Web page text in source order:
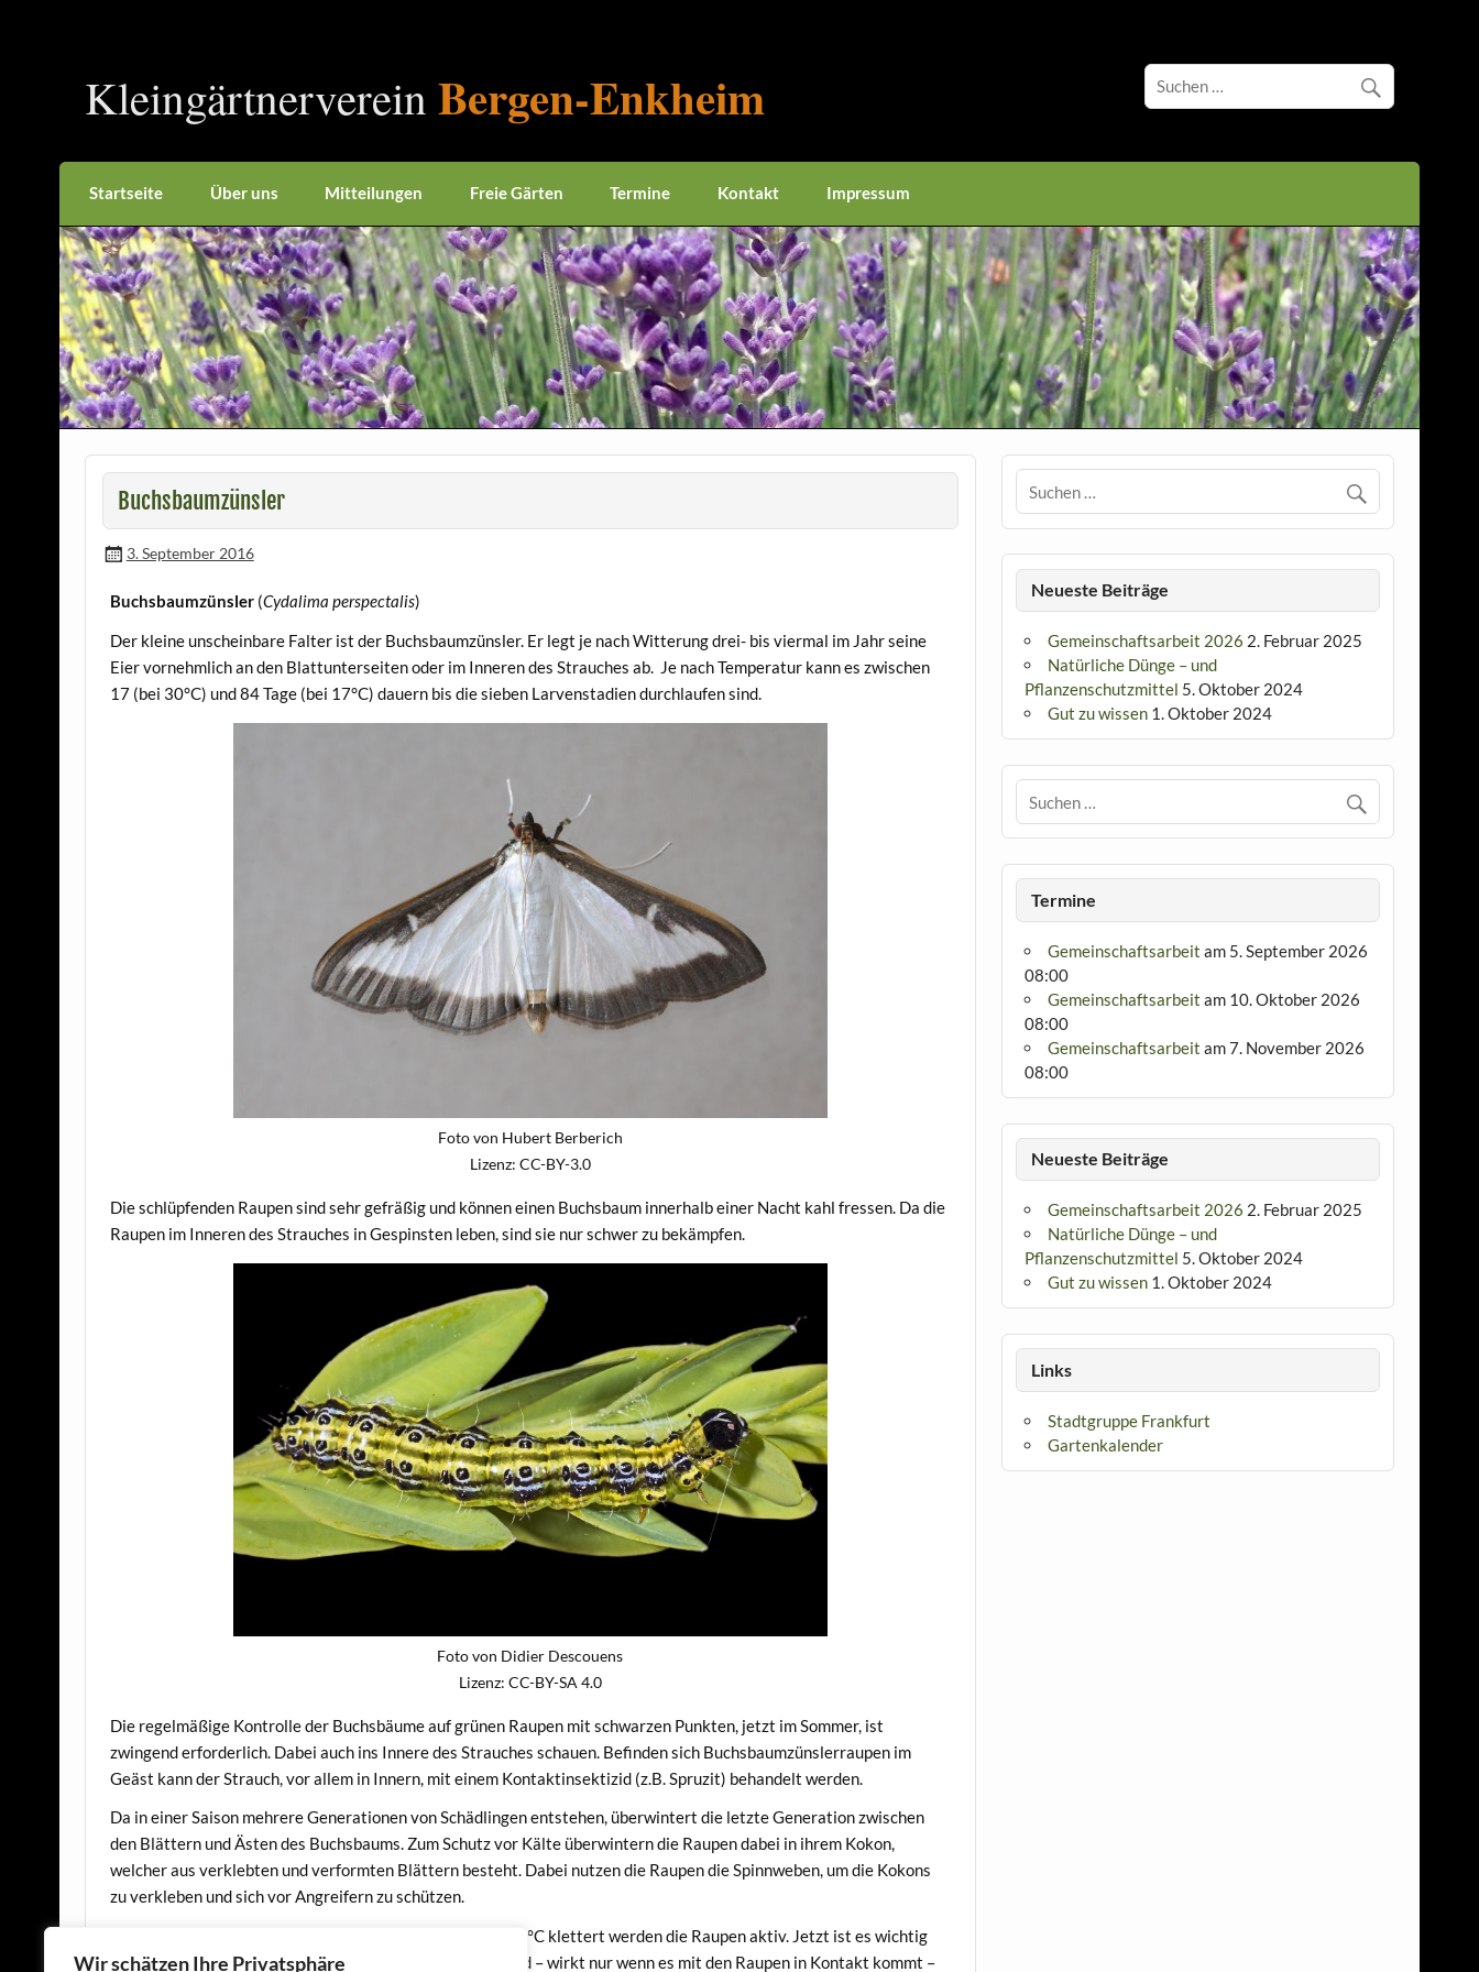
Wir schätzen Ihre Privatsphäre
Kleingärtnerverein Bergen-Enkheim
Startseite Über uns Mitteilungen Freie Gärten Termine Kontakt Impressum
Buchsbaumzünsler
3. September 2016
Buchsbaumzünsler (Cydalima perspectalis)
Der kleine unscheinbare Falter ist der Buchsbaumzünsler. Er legt je nach Witterung drei- bis viermal im Jahr seine
Eier vornehmlich an den Blattunterseiten oder im Inneren des Strauches ab. Je nach Temperatur kann es zwischen
17 (bei 30°C) und 84 Tage (bei 17°C) dauern bis die sieben Larvenstadien durchlaufen sind.
Foto von Hubert Berberich
Lizenz: CC-BY-3.0
Die schlüpfenden Raupen sind sehr gefräßig und können einen Buchsbaum innerhalb einer Nacht kahl fressen. Da die
Raupen im Inneren des Strauches in Gespinsten leben, sind sie nur schwer zu bekämpfen.
Foto von Didier Descouens
Lizenz: CC-BY-SA 4.0
Die regelmäßige Kontrolle der Buchsbäume auf grünen Raupen mit schwarzen Punkten, jetzt im Sommer, ist
zwingend erforderlich. Dabei auch ins Innere des Strauches schauen. Befinden sich Buchsbaumzünslerraupen im
Geäst kann der Strauch, vor allem in Innern, mit einem Kontaktinsektizid (z.B. Spruzit) behandelt werden.
Da in einer Saison mehrere Generationen von Schädlingen entstehen, überwintert die letzte Generation zwischen
den Blättern und Ästen des Buchsbaums. Zum Schutz vor Kälte überwintern die Raupen dabei in ihrem Kokon,
welcher aus verklebten und verformten Blättern besteht. Dabei nutzen die Raupen die Spinnweben, um die Kokons
zu verkleben und sich vor Angreifern zu schützen.
Sobald die Temperatur im Frühjahr (März/April) auf über 7°C klettert werden die Raupen aktiv. Jetzt ist es wichtig
diese erste Larvengeneration mit einem Kontaktinsektizid – wirkt nur wenn es mit den Raupen in Kontakt kommt –
Neueste Beiträge
Gemeinschaftsarbeit 2026 2. Februar 2025
Natürliche Dünge – und
Pflanzenschutzmittel 5. Oktober 2024
Gut zu wissen 1. Oktober 2024
Termine
Gemeinschaftsarbeit am 5. September 2026
08:00
Gemeinschaftsarbeit am 10. Oktober 2026
08:00
Gemeinschaftsarbeit am 7. November 2026
08:00
Neueste Beiträge
Gemeinschaftsarbeit 2026 2. Februar 2025
Natürliche Dünge – und
Pflanzenschutzmittel 5. Oktober 2024
Gut zu wissen 1. Oktober 2024
Links
Stadtgruppe Frankfurt
Gartenkalender